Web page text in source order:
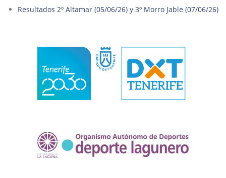
Resultados 2º Altamar (05/06/26) y 3º Morro Jable (07/06/26)